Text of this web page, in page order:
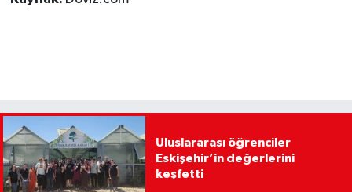
Uluslararası öğrenciler
Eskişehir’in değerlerini
keşfetti